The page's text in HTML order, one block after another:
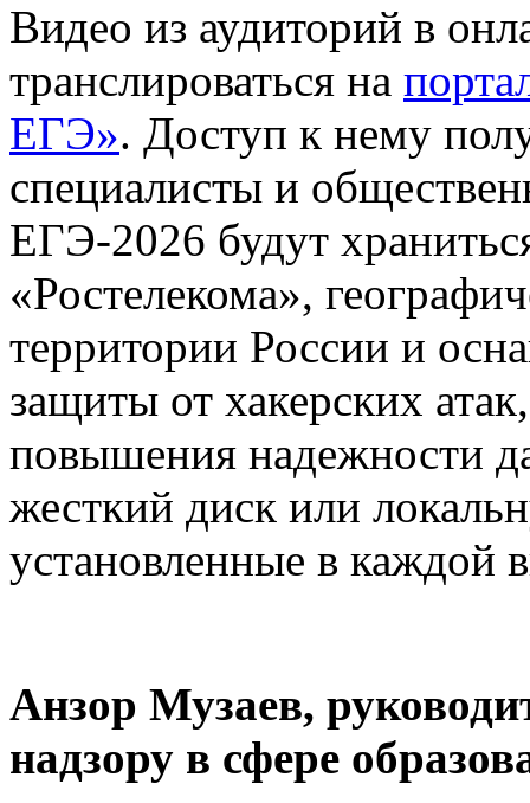
Видео из аудиторий в
транслироваться на
ЕГЭ». Доступ к нему
специалисты и
ЕГЭ-2026 будут
«Ростелекома»,
территории России и
защиты от хакерских
повышения надежности
жесткий диск или
установленные в каждой
Анзор Музаев,
надзору в сфере